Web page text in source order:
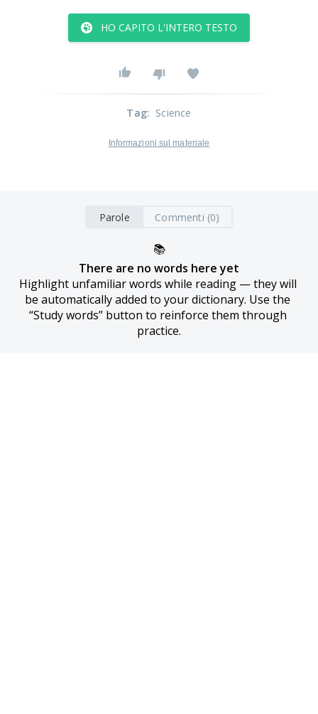
HO CAPITO L'INTERO TESTO
Tag: Science
Informazioni sul materiale
Parole Commenti (0)
📚
There are no words here yet
Highlight unfamiliar words while reading — they will
be automatically added to your dictionary. Use the
“Study words” button to reinforce them through
practice.